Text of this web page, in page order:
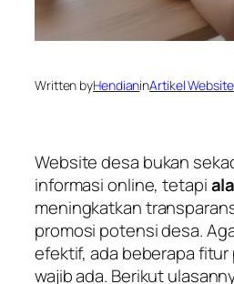
Written byHendianinArtikel
Website desa bukan
informasi online, tetapi
meningkatkan
promosi potensi desa.
efektif, ada beberapa
wajib ada. Berikut